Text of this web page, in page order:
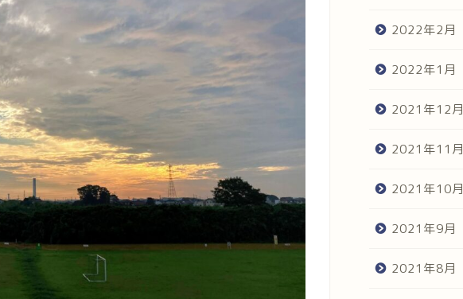
2022年2月
2022年1月
2021年12月
2021年11月
2021年10月
2021年9月
2021年8月